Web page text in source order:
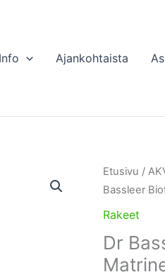
Ajankohtaista
Etusivu /
Bassleer
Rakeet
Dr